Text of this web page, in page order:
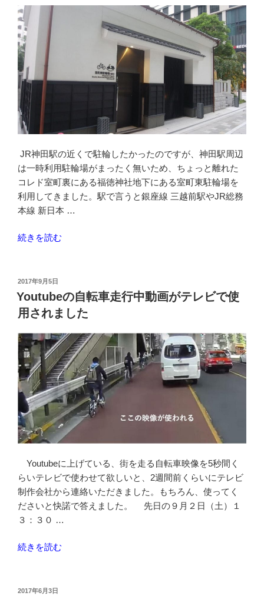
え
る
片
側
パ
ニ
ア
バ
ッ
グ
を
海
通
販
購
み
の
JR神田駅の近くで駐輪したかったのですが、神田駅周辺
は一時利用駐輪場がまったく無いため、ちょっと離れた
コレド室町裏にある福徳神社地下にある室町東駐輪場を
利用してきました。駅で言うと銀座線 三越前駅やJR総務
本線 新日本 …
“COREDO
裏
の
福
徳
神
社
地
下
に
あ
る
室
駐
輪
場
で
時
の
続きを読む
投
稿
日:
2017年9月5日
Youtubeの自転車走行中動画がテレビで使
用されました
Youtubeに上げている、街を走る自転車映像を5秒間く
らいテレビで使わせて欲しいと、2週間前くらいにテレビ
制作会社から連絡いただきました。もちろん、使ってく
ださいと快諾で答えました。 先日の９月２日（土）１
３：３０ …
“Youtube
転
続きを読む
投
2017年6月3日